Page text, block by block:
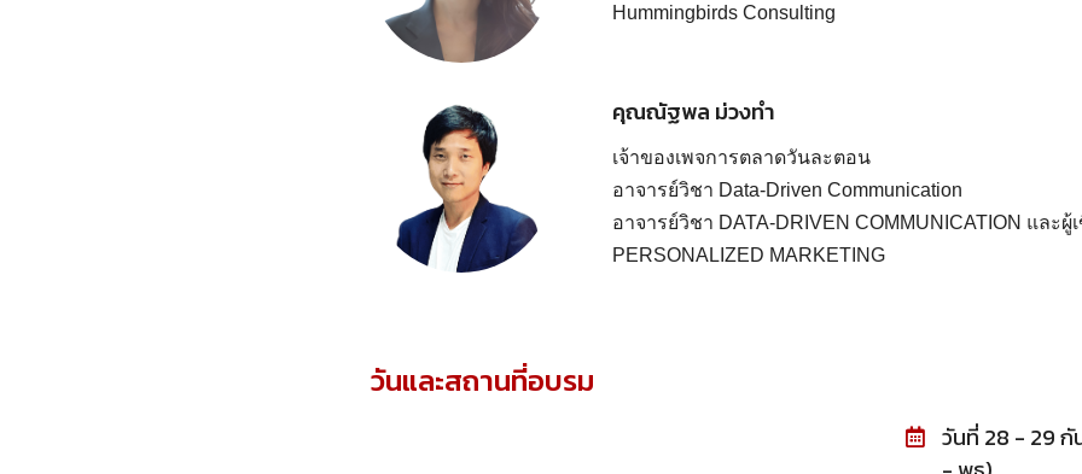
Hummingbirds Consulting
คุณณัฐพล ม่วงทำ
เจ้าของเพจการตลาดวันละตอน
อาจารย์วิชา Data-Driven Communication
อาจารย์วิชา DATA-DRIVEN COMMUNICATION และ
PERSONALIZED MARKETING
วันและสถานที่อบรม
วันที่ 28 - 29 กั